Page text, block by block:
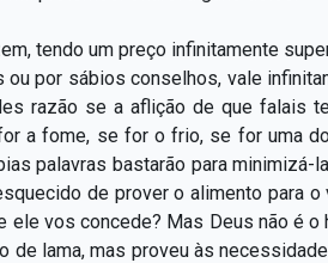
tendo um preço infinitamente
por sábios conselhos, vale
razão se a aflição de que falais
a fome, se for o frio, se for uma
palavras bastarão para
de prover o alimento para
vos concede? Mas Deus não é o
de lama, mas proveu às